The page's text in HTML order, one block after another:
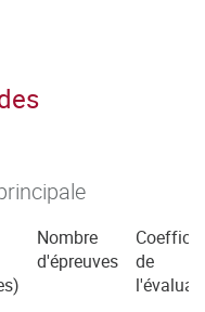
Nombre
d'épreuves
de